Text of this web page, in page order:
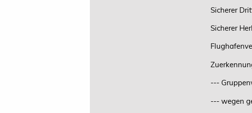
Sicherer
Sicherer
---
--- wegen